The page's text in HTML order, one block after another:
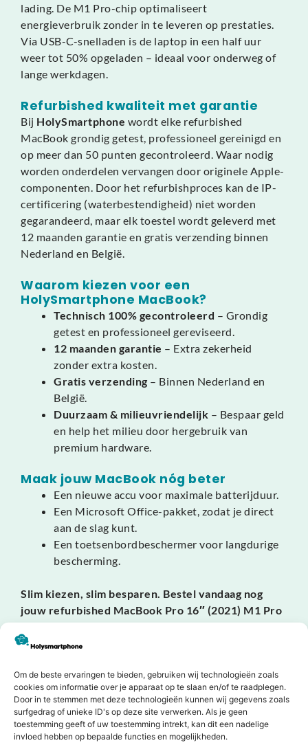
Om de beste ervaringen te bieden, gebruiken wij technologieën zoals
cookies om informatie over je apparaat op te slaan en/of te raadplegen.
Door in te stemmen met deze technologieën kunnen wij gegevens zoals
surfgedrag of unieke ID's op deze site verwerken. Als je geen
toestemming geeft of uw toestemming intrekt, kan dit een nadelige
invloed hebben op bepaalde functies en mogelijkheden.
lading. De M1 Pro-chip optimaliseert
energieverbruik zonder in te leveren op prestaties.
Via USB-C-snelladen is de laptop in een half uur
weer tot 50% opgeladen – ideaal voor onderweg of
lange werkdagen.
Refurbished kwaliteit met garantie
Bij HolySmartphone wordt elke refurbished
MacBook grondig getest, professioneel gereinigd en
op meer dan 50 punten gecontroleerd. Waar nodig
worden onderdelen vervangen door originele Apple-
componenten. Door het refurbishproces kan de IP-
certificering (waterbestendigheid) niet worden
gegarandeerd, maar elk toestel wordt geleverd met
12 maanden garantie en gratis verzending binnen
Nederland en België.
Waarom kiezen voor een
HolySmartphone MacBook?
Technisch 100% gecontroleerd – Grondig
getest en professioneel gereviseerd.
12 maanden garantie – Extra zekerheid
zonder extra kosten.
Gratis verzending – Binnen Nederland en
België.
Duurzaam & milieuvriendelijk – Bespaar geld
en help het milieu door hergebruik van
premium hardware.
Maak jouw MacBook nóg beter
Een nieuwe accu voor maximale batterijduur.
Een Microsoft Office-pakket, zodat je direct
aan de slag kunt.
Een toetsenbordbeschermer voor langdurige
bescherming.
Slim kiezen, slim besparen. Bestel vandaag nog
jouw refurbished MacBook Pro 16″ (2021) M1 Pro
bij HolySmartphone en ervaar professionele
kracht, elegant design en betrouwbaarheid voor
Dit zeggen onze klanten